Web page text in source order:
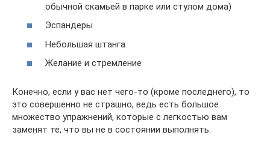
обычной скамьей в парке или стулом дома)
Эспандеры
Небольшая штанга
Желание и стремление
Конечно, если у вас нет чего-то (кроме последнего), то
это совершенно не страшно, ведь есть большое
множество упражнений, которые с легкостью вам
заменят те, что вы не в состоянии выполнять.